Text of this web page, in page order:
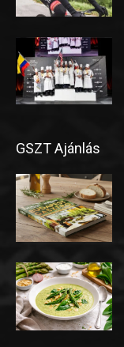
GSZT Ajánlás